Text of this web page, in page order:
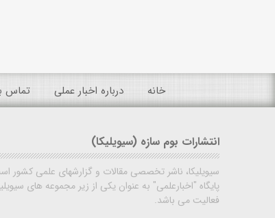
خانه درباره اخبار عملی تماس
انتشارات بوم سازه (سیویلیکا)
سیویلیکا، ناشر تخصصی مقالات و گزارشهای علمی کشور
پایگاه "اخبارعلمی" به عنوان یکی از زیر مجموعه های
فعالیت می باشد.